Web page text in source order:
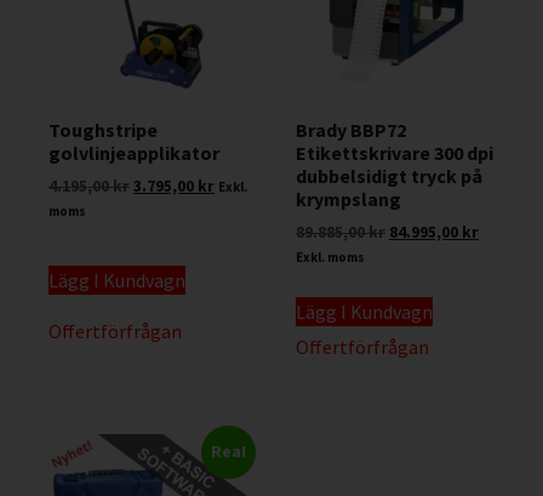
Toughstripe
golvlinjeapplikator
4.195,00kr3.795,00 kr Exkl.
moms
Lägg I Kundvagn
Offertförfrågan
Brady BBP72
Etikettskrivare 300 dpi
dubbelsidigt tryck på
krympslang
89.885,00kr 84.995,00 kr
Exkl. moms
Lägg I Kundvagn
Offertförfrågan
Rea!